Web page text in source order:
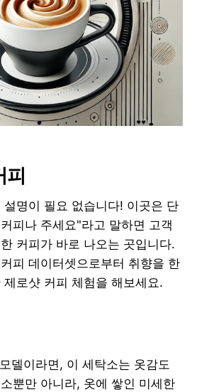
명이 필요 없습니다! 이곳은 단
피나 주세요"라고 말하면 고객
커피가 바로 나오는 곳입니다.
피 데이터셋으로부터 취향을 한
로샷 커피 체험을 해보세요.
델이라면, 이 세탁소는 옷감도
뿐만 아니라, 옷에 쌓인 미세한